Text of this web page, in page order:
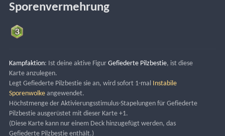
Sporenvermehrung
Kampfaktion: Ist deine aktive Figur Gefiederte Pilzbestie, ist diese
Karte anzulegen.
Legt Gefiederte Pilzbestie sie an, wird sofort 1-mal
Instabile
Sporenwolke angewendet.
Höchstmenge der Aktivierungsstimulus-Stapelungen für Gefiederte
Pilzbestie ausgerüstet mit dieser Karte +1.
(Diese Karte kann nur einem Deck hinzugefügt werden, das
Gefiederte Pilzbestie enthält.)